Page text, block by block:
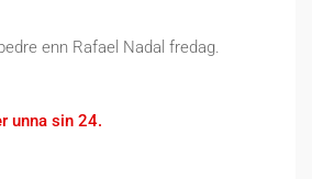
enn Rafael Nadal fredag.